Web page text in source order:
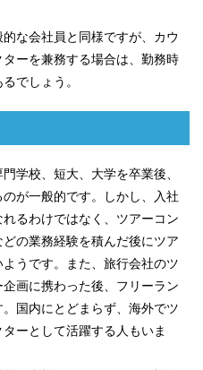
な会社員と同様ですが、カウ
ーを兼務する場合は、勤務時
でしょう。
学校、短大、大学を卒業後、
が一般的です。しかし、入社
るわけではなく、ツアーコン
の業務経験を積んだ後にツア
うです。また、旅行会社のツ
画に携わった後、フリーラン
国内にとどまらず、海外でツ
ーとして活躍する人もいま